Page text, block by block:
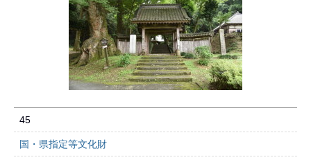
45
国・県指定等文化財